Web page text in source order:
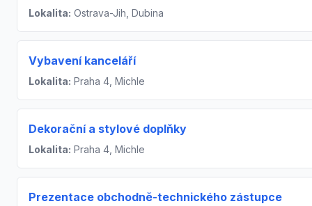
Lokalita: Ostrava-Jih, Dubina
Vybavení kanceláří
Lokalita: Praha 4, Michle
Dekorační a stylové doplňky
Lokalita: Praha 4, Michle
Prezentace obchodně-technického zástupce